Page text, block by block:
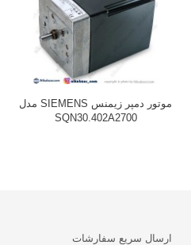
موتور دمپر زیمنس SIEMENS مدل
SQN30.402A2700
ارسال سریع سفارشات